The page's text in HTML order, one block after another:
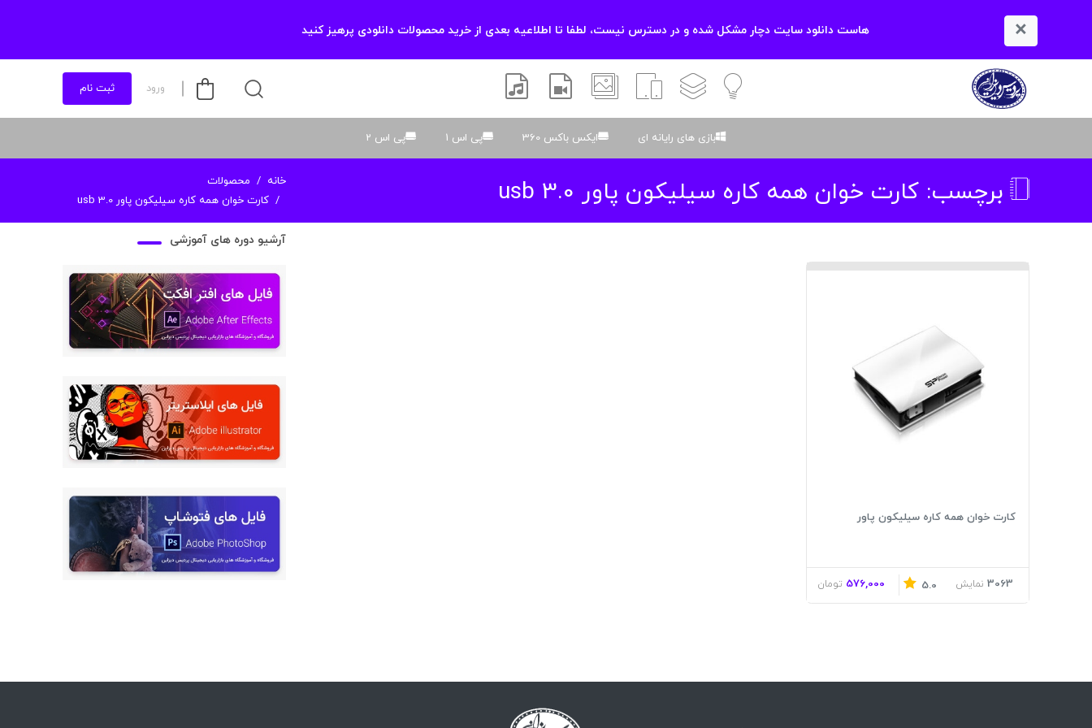
× هاست دانلود سایت دچار مشکل شده و در دسترس نیست، لطفا تا اطلاعیه بعدی از خرید محصولات دانلودی پرهیز کنید
آموزشیلایه باز اسکریپت والپیپر افتر افکتسموسیقی و صدا
ورود ثبت نام
بازی های رایانه ای ایکس باکس 360 پی اس 1 پی اس 2
برچسب: کارت خوان همه کاره سیلیکون پاور usb 3.0 خانه
محصولات
کارت خوان همه کاره سیلیکون پاور usb 3.0
کارت خوان همه کاره سیلیکون پاور
3063 نمایش 5.0
576,000 تومان
آرشیو دوره های آموزشی